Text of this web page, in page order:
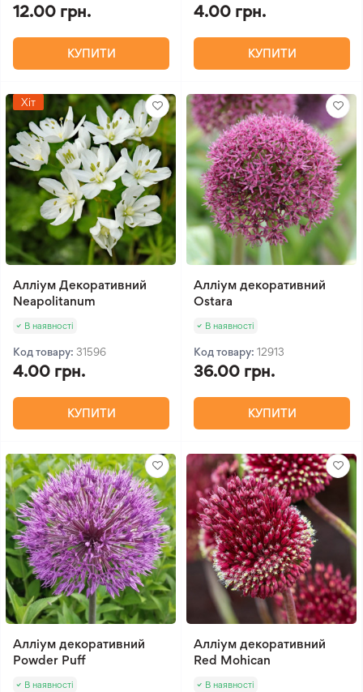
12.00 грн.
КУПИТИ
4.00 грн.
КУПИТИ
Хіт
Алліум Декоративний
Neapolitanum
В наявності
Код товару: 31596
4.00 грн.
КУПИТИ
Алліум декоративний
Ostara
В наявності
Код товару: 12913
36.00 грн.
КУПИТИ
Алліум декоративний
Powder Puff
В наявності
Алліум декоративний
Red Mohican
В наявності